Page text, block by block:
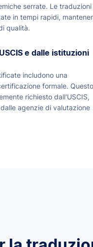
serrate. Le traduzioni
in tempi rapidi,
qualità.
e dalle istituzioni
includono una
formale. Questo
richiesto dall'USCIS,
agenzie di valutazione